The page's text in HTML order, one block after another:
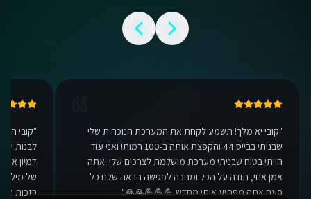
"קובי יא מלך! תשמע לקחת את המערכת הנוכחית שלי
שבניתי בבייס 44 והקפצת אותה ב-100 רמות! ואני עוד
הייתי בטוח שבניתי מערכת מושלמת לצרכים שלי. אתה
אמן אחי, תודה על הכל ומחכה לפגישה הבאה שלנו כל
פעם אתה מפתיע אותי מחדש 💪💪💪🙏🙏"
"קובי
לבנות
דמיון
של
בזכות
אנחנו משתמשים בעוגיות 🍪
אנו משתמשים בעוגיות כדי לשפר את חווית הגלישה שלך.
מדיניות פרטיות